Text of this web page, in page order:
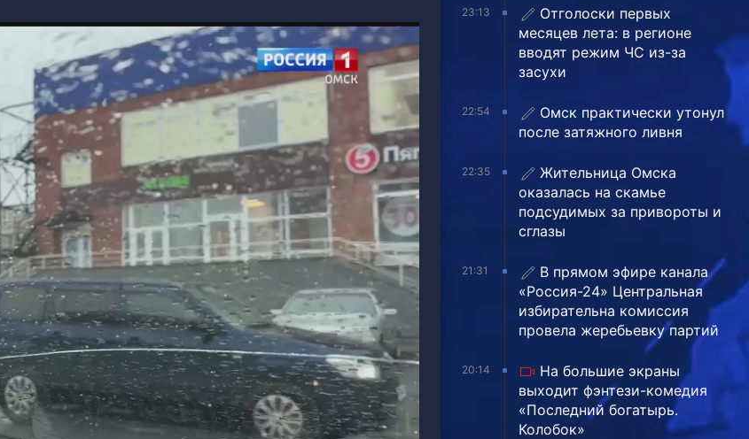
23:13
Отголоски первых
месяцев лета: в регионе
вводят режим ЧС из-за
засухи
22:54
Омск практически утонул
после затяжного ливня
22:35
Жительница Омска
оказалась на скамье
подсудимых за привороты и
сглазы
21:31
В прямом эфире канала
«Россия-24» Центральная
избирательна комиссия
провела жеребьевку партий
20:14
На большие экраны
выходит фэнтези-комедия
«Последний богатырь.
Колобок»